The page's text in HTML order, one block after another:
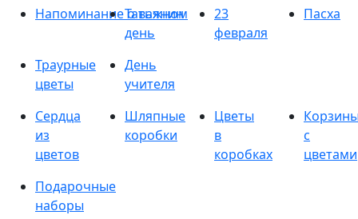
Напоминание о важном
Татьянин
день
23
февраля
Пасха
Траурные
цветы
День
учителя
Сердца
из
цветов
Шляпные
коробки
Цветы
в
коробках
с
цветами
Подарочные
наборы